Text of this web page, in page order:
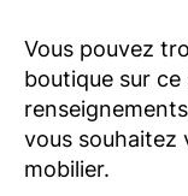
Vous pouvez
boutique sur
vous souhaitez
mobilier.